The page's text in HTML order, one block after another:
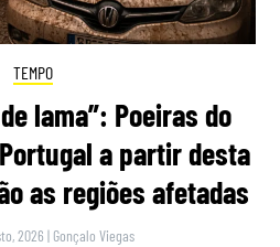
TEMPO
lama”: Poeiras do
Portugal a partir desta
as regiões afetadas
2026 | Gonçalo Viegas